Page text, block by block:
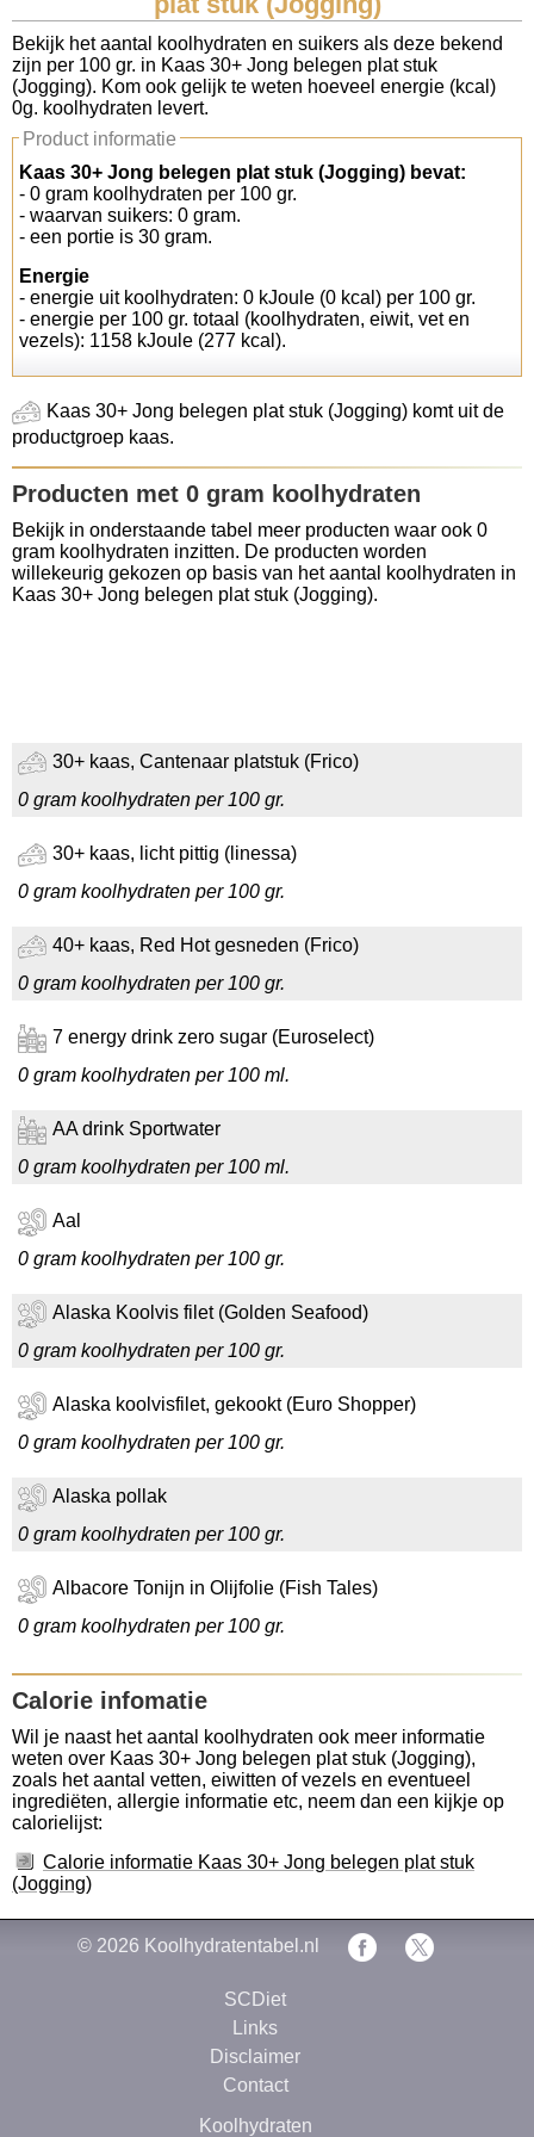
Koolhydraten tellen
Links
Bekijk het aantal koolhydraten en suikers als deze bekend
zijn per 100 gr. in Kaas 30+ Jong belegen plat stuk
(Jogging). Kom ook gelijk te weten hoeveel energie (kcal)
0g. koolhydraten levert.
Product informatie
Kaas 30+ Jong belegen plat stuk (Jogging) bevat:
- 0 gram koolhydraten per 100 gr.
- waarvan suikers: 0 gram.
- een portie is 30 gram.
Energie
- energie uit koolhydraten: 0 kJoule (0 kcal) per 100 gr.
- energie per 100 gr. totaal (koolhydraten, eiwit, vet en
vezels): 1158 kJoule (277 kcal).
Kaas 30+ Jong belegen plat stuk (Jogging) komt uit de
productgroep kaas.
Producten met 0 gram koolhydraten
Bekijk in onderstaande tabel meer producten waar ook 0
gram koolhydraten inzitten. De producten worden
willekeurig gekozen op basis van het aantal koolhydraten in
Kaas 30+ Jong belegen plat stuk (Jogging).
30+ kaas, Cantenaar platstuk (Frico)
0 gram koolhydraten per 100 gr.
30+ kaas, licht pittig (linessa)
0 gram koolhydraten per 100 gr.
40+ kaas, Red Hot gesneden (Frico)
0 gram koolhydraten per 100 gr.
7 energy drink zero sugar (Euroselect)
0 gram koolhydraten per 100 ml.
AA drink Sportwater
0 gram koolhydraten per 100 ml.
Aal
0 gram koolhydraten per 100 gr.
Alaska Koolvis filet (Golden Seafood)
0 gram koolhydraten per 100 gr.
Alaska koolvisfilet, gekookt (Euro Shopper)
0 gram koolhydraten per 100 gr.
Alaska pollak
0 gram koolhydraten per 100 gr.
Albacore Tonijn in Olijfolie (Fish Tales)
0 gram koolhydraten per 100 gr.
Calorie infomatie
Wil je naast het aantal koolhydraten ook meer informatie
weten over Kaas 30+ Jong belegen plat stuk (Jogging),
zoals het aantal vetten, eiwitten of vezels en eventueel
ingrediëten, allergie informatie etc, neem dan een kijkje op
calorielijst:
Calorie informatie Kaas 30+ Jong belegen plat stuk
(Jogging)
© 2026 Koolhydratentabel.nl
SCDiet
Links
Disclaimer
Contact
Koolhydraten